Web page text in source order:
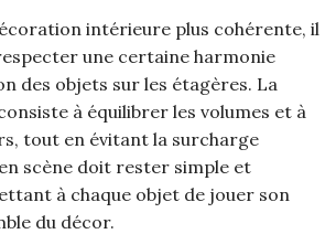
intérieure plus cohérente, il
une certaine harmonie
des objets sur les étagères. La
à équilibrer les volumes et à
tout en évitant la surcharge
scène doit rester simple et
à chaque objet de jouer son
du décor.